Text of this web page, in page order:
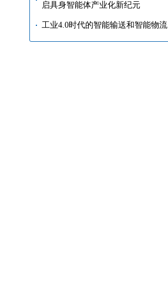
启具身智能体产业化新纪元
工业4.0时代的智能输送和智能物流